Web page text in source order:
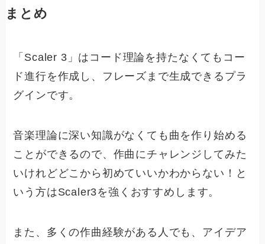
まとめ
「Scaler 3」はコード理論を持たなくてもコー
ド進行を作成し、フレーズまで生成できるプラ
グインです。
音楽理論に深い知識がなくても曲を作り始める
ことができるので、作曲にチャレンジしてみた
いけれどどこから初めていいかわからない！と
いう方はScaler3を強くおすすめします。
また、多くの作曲経験がある人でも、アイデア